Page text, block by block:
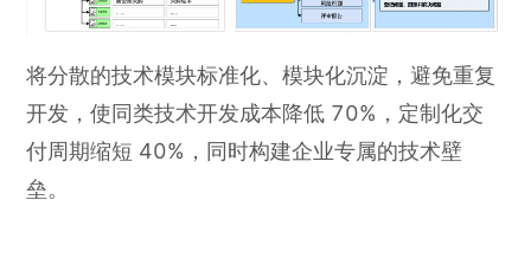
将分散的技术模块标准化、模块化沉淀，避免重复
开发，使同类技术开发成本降低 70%，定制化交
付周期缩短 40%，同时构建企业专属的技术壁
垒。